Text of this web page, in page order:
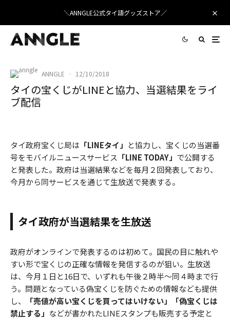
＼ANNGLE公式タイ語グッズストア／
ANNGLE · 12/10/2018
タイの宝くじがLINEと協力、当選結果をライ
ブ配信
タイ政府宝くじ局は 「LINEタイ」 と協力し、宝くじの当選番
号をモバイルニュースサービス 「LINE TODAY」 で公開する
と発表した。政府は当選結果などを毎月２回発表しており、
今月から同サービスを通じて生放送で発表する。
タイ政府が当選結果を生放送
政府がオンラインで発表するのは初めて。国民の目に触れや
すい形で宝くじの正確な情報を発信するのが狙い。生放送
は、今月１日と16日で、いずれも午後２時半～同４時まで行
う。問題となっている偽宝くじを防ぐための情報なども提供
し、
「売値が高い宝くじを買ってはいけない」「偽宝くじは
禁止する」 などが書かれたLINEスタンプも販売する予定と